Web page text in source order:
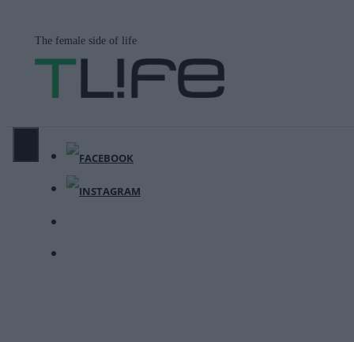
περιεχόμενο
The female side of life